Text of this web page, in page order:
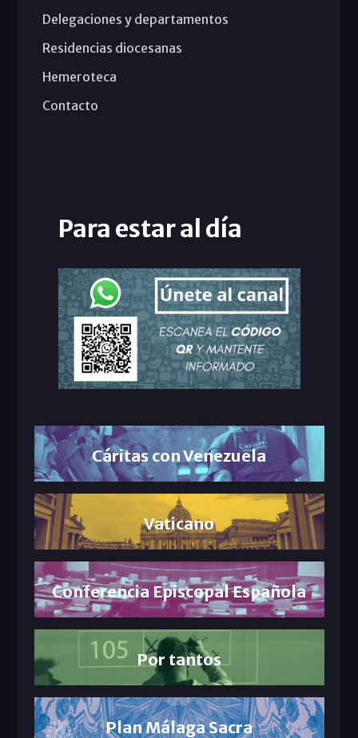
Delegaciones y departamentos
Residencias diocesanas
Hemeroteca
Contacto
Para estar al día
Cáritas con Venezuela
Vaticano
Conferencia Episcopal Española
Por tantos
Plan Málaga Sacra